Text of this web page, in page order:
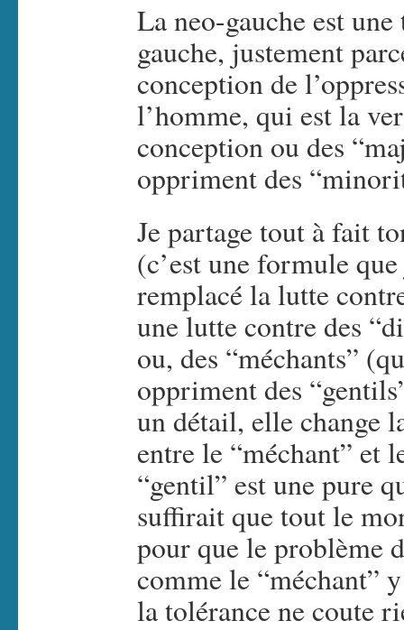
La neo-gauche est
gauche, justement
conception de
l’homme, qui est la
conception ou des
oppriment des
Je partage tout à fait
(c’est une formule
remplacé la lutte
une lutte contre des
ou, des “méchants”
oppriment des
un détail, elle change
entre le “méchant” et
“gentil” est une pure
suffirait que tout le
pour que le problème
comme le “méchant”
la tolérance ne coute